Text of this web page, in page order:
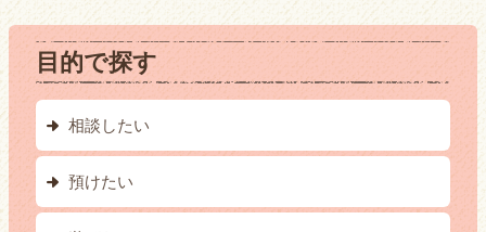
目的で探す
相談したい
預けたい